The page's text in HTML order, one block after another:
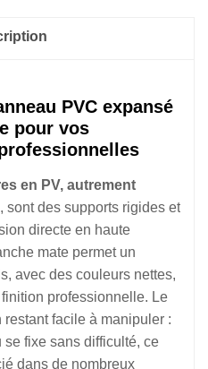
PVC expansé
pour vos
en PV, autrement
sont des supports rigides et
directe en haute
mate permet un
avec des couleurs nettes,
professionnelle. Le
facile à manipuler :
fixe sans difficulté, ce
dans de nombreux